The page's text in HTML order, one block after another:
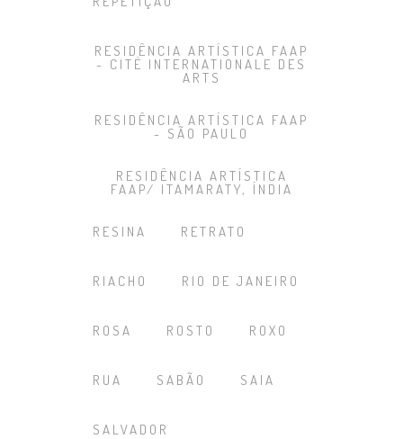
RESIDÊNCIA ARTÍSTICA FAAP
- CITÉ INTERNATIONALE DES
ARTS
RESIDÊNCIA ARTÍSTICA FAAP
- SÃO PAULO
RESIDÊNCIA ARTÍSTICA
FAAP/ ITAMARATY, ÍNDIA
RESINA RETRATO
RIACHO RIO DE JANEIRO
ROSA ROSTO ROXO
RUA SABÃO SAIA
SALVADOR